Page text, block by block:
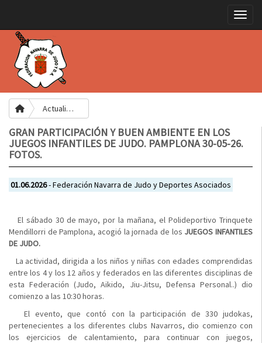
Actualidad
GRAN PARTICIPACIÓN Y BUEN AMBIENTE EN LOS
JUEGOS INFANTILES DE JUDO. PAMPLONA 30-05-26.
FOTOS.
01.06.2026- Federación Navarra de Judo y Deportes Asociados
El sábado 30 de mayo, por la mañana, el Polideportivo Trinquete
Mendillorri de Pamplona, acogió la jornada de los JUEGOS INFANTILES
DE JUDO.
La actividad, dirigida a los niños y niñas con edades comprendidas
entre los 4 y los 12 años y federados en las diferentes disciplinas de
esta Federación (Judo, Aikido, Jiu-Jitsu, Defensa Personal..) dio
comienzo a las 10:30 horas.
El evento, que contó con la participación de 330 judokas,
pertenecientes a los diferentes clubs Navarros, dio comienzo con
los ejercicios de calentamiento, para continuar con juegos,